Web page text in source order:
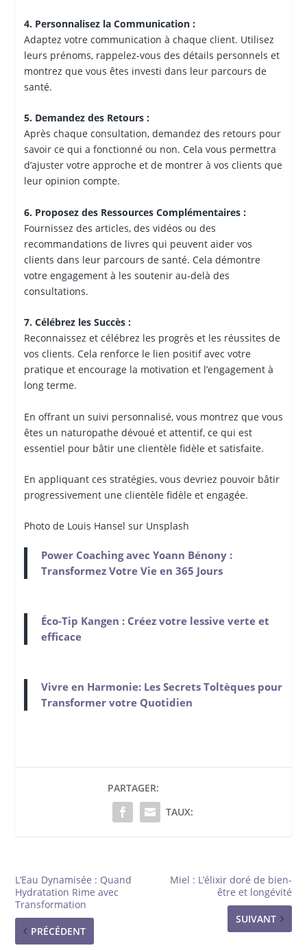
4. Personnalisez la Communication :
Adaptez votre communication à chaque client. Utilisez
leurs prénoms, rappelez-vous des détails personnels et
montrez que vous êtes investi dans leur parcours de
santé.
5. Demandez des Retours :
Après chaque consultation, demandez des retours pour
savoir ce qui a fonctionné ou non. Cela vous permettra
d’ajuster votre approche et de montrer à vos clients que
leur opinion compte.
6. Proposez des Ressources Complémentaires :
Fournissez des articles, des vidéos ou des
recommandations de livres qui peuvent aider vos
clients dans leur parcours de santé. Cela démontre
votre engagement à les soutenir au-delà des
consultations.
7. Célébrez les Succès :
Reconnaissez et célébrez les progrès et les réussites de
vos clients. Cela renforce le lien positif avec votre
pratique et encourage la motivation et l’engagement à
long terme.
En offrant un suivi personnalisé, vous montrez que vous
êtes un naturopathe dévoué et attentif, ce qui est
essentiel pour bâtir une clientèle fidèle et satisfaite.
En appliquant ces stratégies, vous devriez pouvoir bâtir
progressivement une clientèle fidèle et engagée.
Photo de Louis Hansel sur Unsplash
Power Coaching avec Yoann Bénony :
Transformez Votre Vie en 365 Jours
Éco-Tip Kangen : Créez votre lessive verte et
efficace
Vivre en Harmonie: Les Secrets Toltèques pour
Transformer votre Quotidien
PARTAGER:
TAUX:
L’Eau Dynamisée : Quand
Hydratation Rime avec
Transformation
PRÉCÉDENT
Miel : L’élixir doré de bien-
être et longévité
SUIVANT